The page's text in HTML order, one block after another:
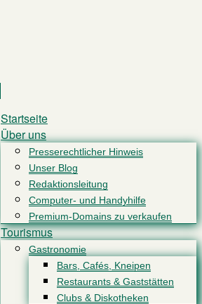
Startseite
Über uns
Presserechtlicher Hinweis
Unser Blog
Redaktionsleitung
Computer- und Handyhilfe
Premium-Domains zu verkaufen
Tourismus
Gastronomie
Bars, Cafés, Kneipen
Restaurants & Gaststätten
Clubs & Diskotheken